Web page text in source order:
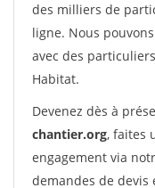
des milliers de
ligne. Nous
avec des
Habitat.
Devenez dès à
chantier.org, faites
engagement via
demandes de devis